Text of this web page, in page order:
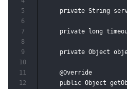
private String
private long
private Object
    @Override
public Object
5
6
7
8
9
10
11
12